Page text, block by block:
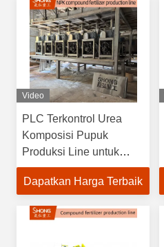
Sistem Kontrol PLC
Video
PLC Terkontrol Urea
Komposisi Pupuk
Produksi Line untuk
2mm Granules Pabrik
Dapatkan Harga Terbaik